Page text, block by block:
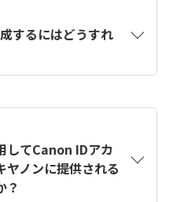
するにはどうすれ
【カメラ】Canon IDとは
成方法は？をご確認く
してCanon IDアカ
ヤノンに提供される
？